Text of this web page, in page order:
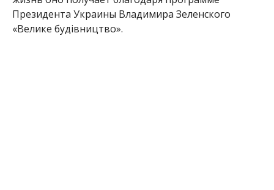
Президента Украины Владимира Зеленского
«Велике будівництво».